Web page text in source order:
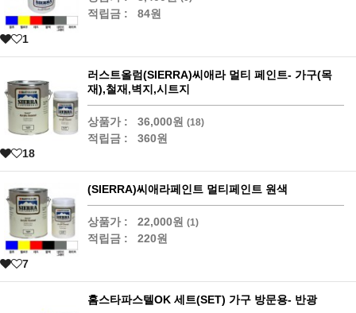
적립금 : 84원
1
러스트올럼(SIERRA)씨애라 멀티 페인트- 가구(목
재),철재,벽지,시트지
상품가 : 36,000원 (18)
적립금 :
360원
18
(SIERRA)씨애라페인트 멀티페인트 원색
상품가 : 22,000원 (1)
적립금 : 220원
7
홈스타파스텔OK 세트(SET) 가구 방문용- 반광